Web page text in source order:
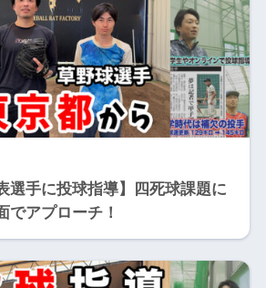
選手に投球指導】四死球課題に
でアプローチ！